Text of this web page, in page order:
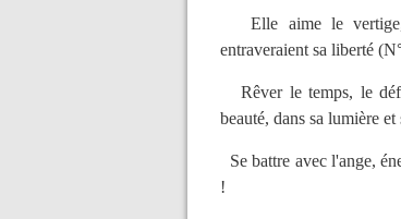
Elle aime le vertige,
entraveraient sa liberté
Rêver le temps, le
beauté, dans sa lumière
Se battre avec l'ange,
!